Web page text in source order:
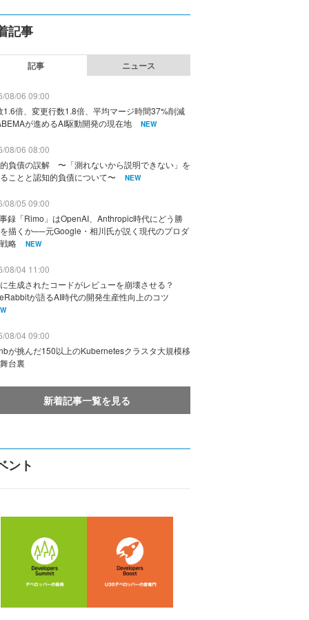
記事
記事 ニュース
08/06 09:00
1.6倍、変更行数1.8倍、平均マージ時間37%削減
が進めるAI駆動開発の現在地
NEW
08/06 08:00
負債の誤解 〜「測れないから説明できない」を
ことと認知的負債について〜
NEW
08/05 09:00
録「Rimo」はOpenAI、Anthropic時代にどう勝
描くか──元Google・相川氏が説く現代のプロダ
略
NEW
08/04 11:00
生成されたコードがレビューを崩壊させる？
が語るAI時代の開発生産性向上のコツ
08/04 09:00
が挑んだ150以上のKubernetesクラスタ大規模移
台裏
新着記事一覧を見る
ント